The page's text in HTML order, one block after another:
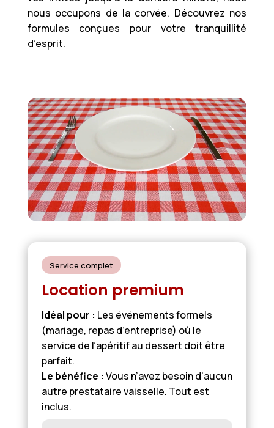
nous occupons de la corvée. Découvrez nos
formules conçues pour votre tranquillité
d’esprit.
Service complet
Location premium
Idéal pour : Les événements formels
(mariage, repas d’entreprise) où le
service de l’apéritif au dessert doit être
parfait.
Le bénéfice : Vous n’avez besoin d’aucun
autre prestataire vaisselle. Tout est
inclus.